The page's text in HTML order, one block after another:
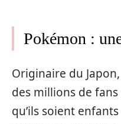
Pokémon :
Originaire du Japon,
des millions de
qu’ils soient